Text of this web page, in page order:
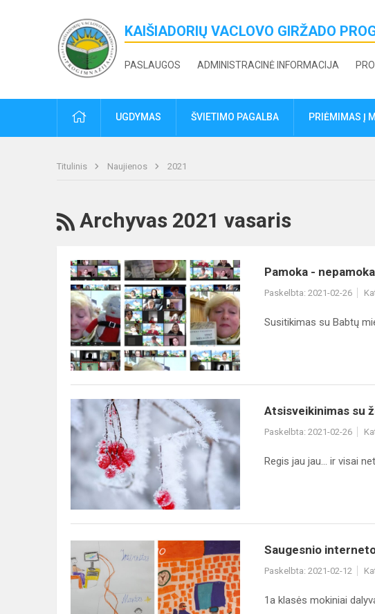
KAIŠIADORIŲ VACLOVO GIRŽADO
PASLAUGOS ADMINISTRACINĖ INFORMACIJA
PRADŽIAUGDYMAS ŠVIETIMO PAGALBA PRIĖMIMAS Į
Titulinis Naujienos 2021
RSS
Archyvas 2021 vasaris
Pamoka
-
nepamoka
Pamoka - nepamoka
Paskelbta: 2021-02-26
Susitikimas su Babtų
Atsisveikinimas
su
žiema
Atsisveikinimas su
Paskelbta: 2021-02-26
Regis jau jau… ir visai
interneto
savaitė
Saugesnio
Paskelbta: 2021-02-12
1a klasės mokiniai